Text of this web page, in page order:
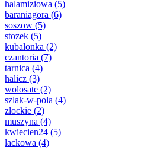
halamiziowa (5)
baraniagora (6)
soszow (5)
stozek (5)
kubalonka (2)
czantoria (7)
tarnica (4)
halicz (3)
wolosate (2)
szlak-w-pola (4)
zlockie (2)
muszyna (4)
kwiecien24 (5)
lackowa (4)